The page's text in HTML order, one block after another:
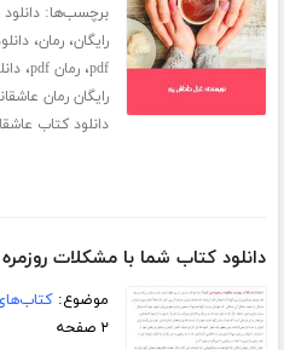
برچسب‌ها:
رایگان،رمان،
pdf،رمان pdf ،
رایگان رمان
دانلود کتاب
دانلود کتاب شما با مشکلات
موضوع:
۲ صفحه